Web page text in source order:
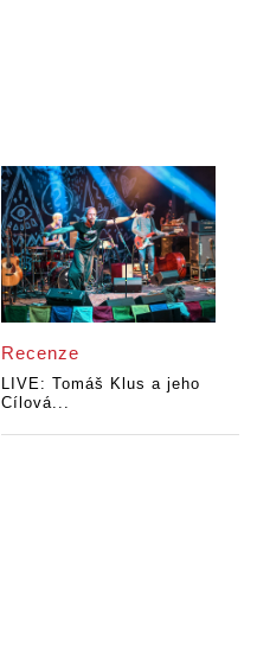
Recenze
LIVE: Tomáš Klus a jeho
Cílová...